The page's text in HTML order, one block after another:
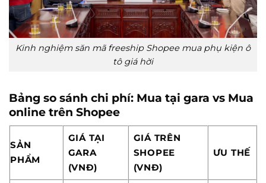
Kinh nghiệm săn mã freeship Shopee mua phụ kiện ô
tô giá hời
Bảng so sánh chi phí: Mua tại gara vs Mua
online trên Shopee
SẢN
PHẨM
GIÁ TẠI
GARA
(VNĐ)
GIÁ TRÊN
SHOPEE
(VNĐ)
ƯU THẾ